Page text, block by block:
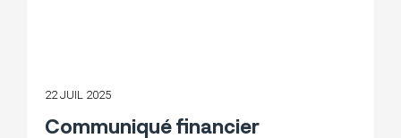
22 JUIL 2025
Communiqué financier